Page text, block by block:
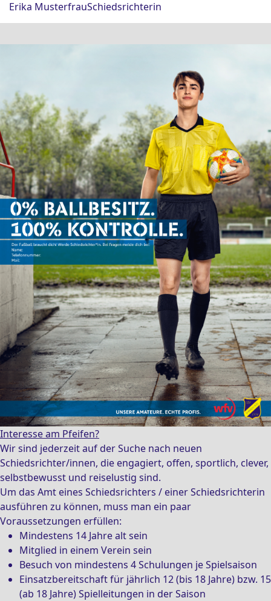
Erika MusterfrauSchiedsrichterin
Interesse am Pfeifen?
Wir sind jederzeit auf der Suche nach neuen
Schiedsrichter/innen, die engagiert, offen, sportlich, clever,
selbstbewusst und reiselustig sind.
Um das Amt eines Schiedsrichters / einer Schiedsrichterin
ausführen zu können, muss man ein paar
Voraussetzungen erfüllen:
Mindestens 14 Jahre alt sein
Mitglied in einem Verein sein
Besuch von mindestens 4 Schulungen je Spielsaison
Einsatzbereitschaft für jährlich 12 (bis 18 Jahre) bzw. 15
(ab 18 Jahre) Spielleitungen in der Saison